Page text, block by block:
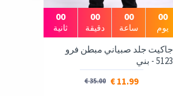
00
يوم
00
ساعة
00
دقيقة
00
ثانية
جاكيت جلد صبياني مبطن فرو
5123 - بني
11.99 €
35.00 €